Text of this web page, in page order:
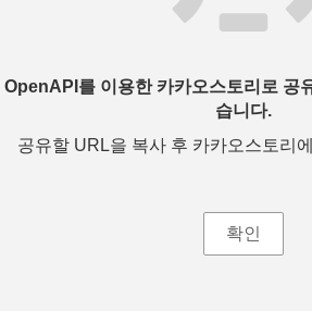
OpenAPI를 이용한 카카오스토리로 공
습니다.
공유할 URL을 복사 후 카카오스토리
확인